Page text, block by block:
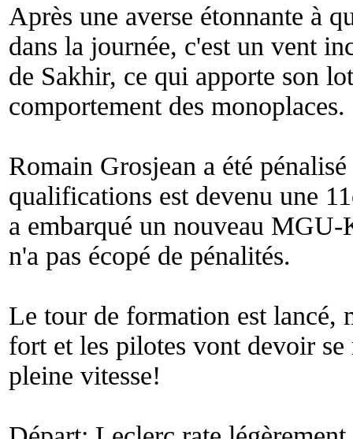
Après une averse étonnante à
dans la journée, c'est un vent
de Sakhir, ce qui apporte son
comportement des monoplaces.
Romain Grosjean a été
qualifications est devenu une
a embarqué un nouveau
n'a pas écopé de pénalités.
Le tour de formation est lancé,
fort et les pilotes vont devoir
pleine vitesse!